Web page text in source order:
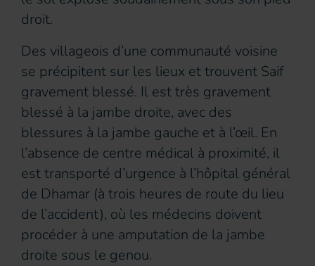
droit.
Des villageois d’une communauté voisine
se précipitent sur les lieux et trouvent Saif
gravement blessé. Il est très gravement
blessé à la jambe droite, avec des
blessures à la jambe gauche et à l’œil. En
l’absence de centre médical à proximité, il
est transporté d’urgence à l’hôpital général
de Dhamar (à trois heures de route du lieu
de l’accident), où les médecins doivent
procéder à une amputation de la jambe
droite sous le genou.